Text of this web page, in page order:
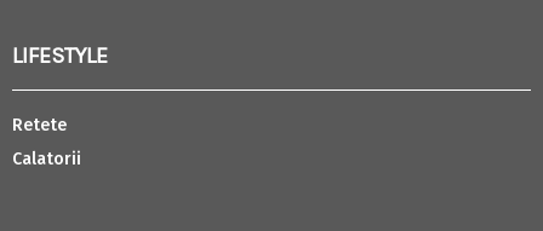
LIFESTYLE
Retete
Calatorii